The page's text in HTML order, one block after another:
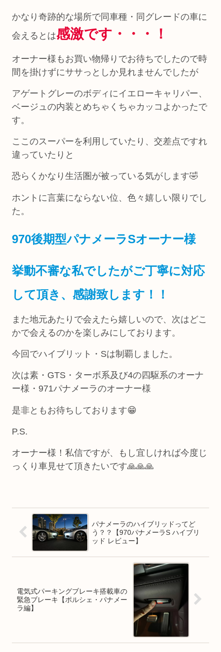
かなり奇跡的な場所で同車種・同グレードの車に
会えるとは感激です・・・！
オーナー様もお買い物帰りでお待ちでしたので時
間を掛けずにササっとしか見れませんでしたが
アゲートグレーのボディにイエローキャリパー、
ベージュの内装とめちゃくちゃカッコよかったで
す。
ここのスーパーを利用していたり、交差点ですれ
違っていたりと
恐らくかなり生活圏が被っている気がします🤣
ホントに言葉にならない位、色々嬉しい限りでし
た。
970後期型パナメーラSオーナー様
挙動不審な私でしたがご丁寧に対応
して頂き、感謝致します！！
また地元あたりで会えたら嬉しいので、次はどこ
かで会えるのかを楽しみにしております。
今回でハイブリット・Sは制覇しました。
次は素・GTS・ターボ系及び4の四駆系のオーナ
ー様・971パナメーラのオーナー様
是非ともお待ちしております😁
P.S.
オーナー様！私信ですが、もし宜しければ今度じ
っくり車見せて頂きたいです🙏🙏🙏
パナメーラのハイブリッドってど
う？？【970パナメーラS ハイブリ
ッド レビュー】
電気式パーキングブレーキ搭載車の
緊急ブレーキ【ポルシェ・パナメー
ラ編】